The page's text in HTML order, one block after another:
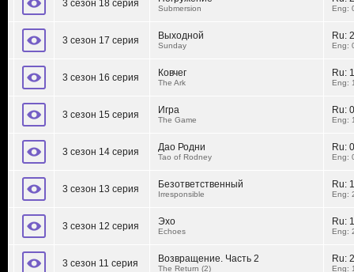
3 сезон 18 серия Submersion Eng:
3 сезон 17 серия Выходной
Sunday
Ru:
Eng:
3 сезон 16 серия Ковчег
The Ark
Ru:
Eng:
3 сезон 15 серия Игра
The Game
Ru:
Eng:
3 сезон 14 серия Дао Родни
Tao of Rodney
Ru:
Eng:
3 сезон 13 серия Безответственный
Irresponsible
Ru:
Eng:
3 сезон 12 серия Эхо
Echoes
Ru:
Eng:
3 сезон 11 серия Возвращение. Часть 2
The Return (2)
Ru:
Eng: